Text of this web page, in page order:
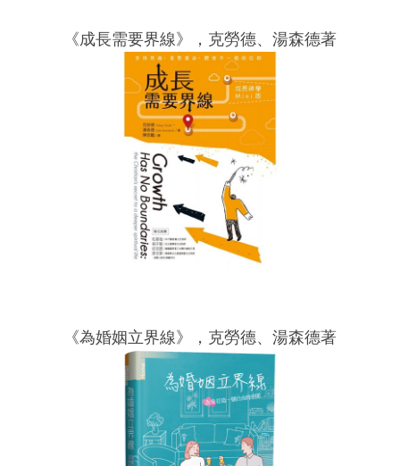
《成長需要界線》，克勞德、湯森德著
《為婚姻立界線》，克勞德、湯森德著